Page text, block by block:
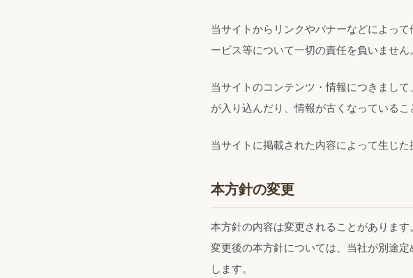
当サイトからリンクやバナーなどによっ
ービス等について一切の責任を負いません。
当サイトのコンテンツ・情報につきまし
が入り込んだり、情報が古くなっているこ
当サイトに掲載された内容によって生じ
本方針の変更
本方針の内容は変更されることがあります。
変更後の本方針については、当社が別途
します。